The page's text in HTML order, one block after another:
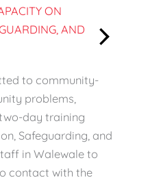
ON
AND
to community-
problems,
day training
Safeguarding, and
in Walewale to
contact with the